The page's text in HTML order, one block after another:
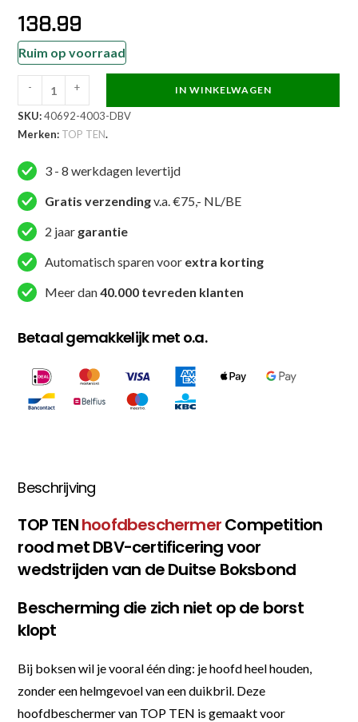
138.99
Ruim op voorraad
TEN
Hoofdbeschermer
Competition
-
Rood
aantal
- + IN WINKELWAGEN
SKU:40692-4003-DBV
Merken: TOP TEN.
3 - 8 werkdagen levertijd
Gratis verzendingv.a. €75,- NL/BE
2 jaar garantie
Automatisch sparen voor extra korting
Meer dan40.000 tevreden klanten
Betaal gemakkelijk met o.a.
Beschrijving
TOP TENhoofdbeschermerCompetition
rood met DBV-certificering voor
wedstrijden van de Duitse Boksbond
Bescherming die zich niet op de borst
klopt
Bij boksen wil je vooral één ding: je hoofd heel houden,
zonder een helmgevoel van een duikbril. Deze
hoofdbeschermer van TOP TEN is gemaakt voor